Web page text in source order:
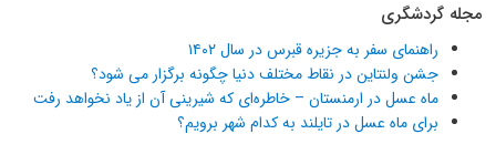
مجله گردشگری
راهنمای سفر به جزیره قبرس در سال ۱۴۰۲
جشن ولنتاین در نقاط مختلف دنیا چگونه برگزار می شود؟
ماه عسل در ارمنستان – خاطره‌ای که شیرینی آن از یاد نخواهد رفت
برای ماه عسل در تایلند به کدام شهر برویم؟